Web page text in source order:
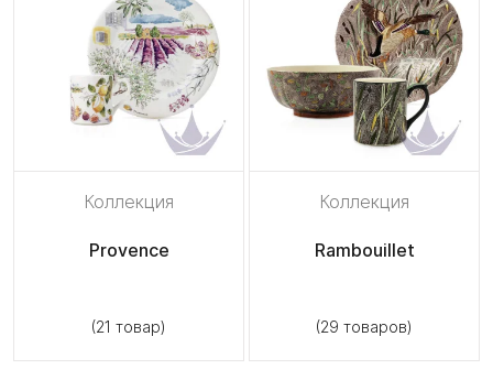
Коллекция
Provence
(21 товар)
Коллекция
Rambouillet
(29 товаров)